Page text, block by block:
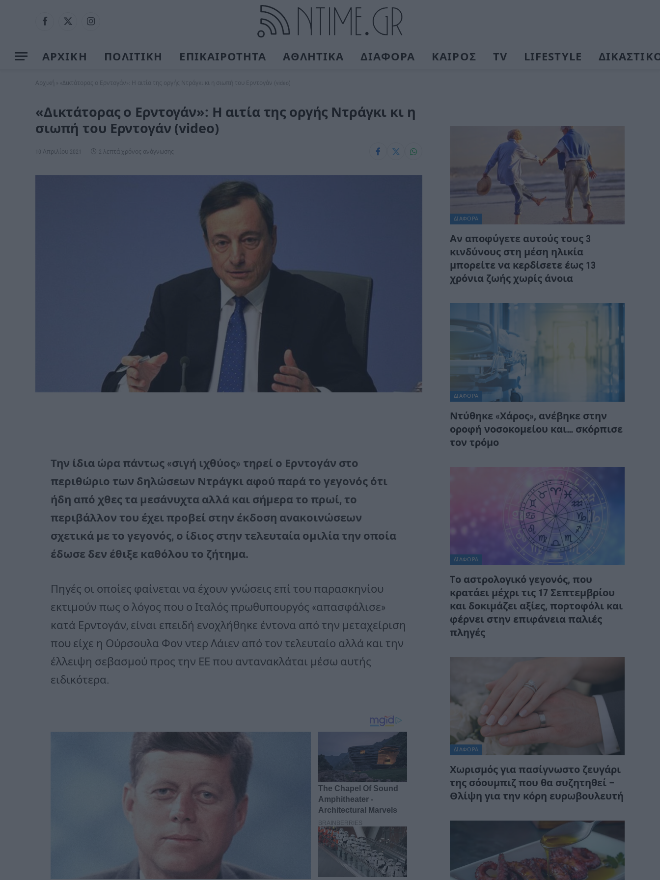
Facebook
X
Instagram
ΑΡΧΙΚΗ ΠΟΛΙΤΙΚΗ ΕΠΙΚΑΙΡΟΤΗΤΑ ΑΘΛΗΤΙΚΑ ΔΙΑΦΟΡΑ ΚΑΙΡΟΣ TV LIFESTYLE
Αρχική «Δικτάτορας ο Ερντογάν»: Η αιτία της οργής Ντράγκι κι η σιωπή του Ερντογάν (video)
«Δικτάτορας ο Ερντογάν»: Η αιτία της οργής Ντράγκι κι η
σιωπή του Ερντογάν (video)
10 Απριλίου 2021 2 λεπτά χρόνος ανάγνωσης
Την ίδια ώρα πάντως «σιγή ιχθύος» τηρεί ο Ερντογάν στο
περιθώριο των δηλώσεων Ντράγκι αφού παρά το γεγονός ότι
ήδη από χθες τα μεσάνυχτα αλλά και σήμερα το πρωί, το
περιβάλλον του έχει προβεί στην έκδοση ανακοινώσεων
σχετικά με το γεγονός, ο ίδιος στην τελευταία ομιλία την οποία
έδωσε δεν έθιξε καθόλου το ζήτημα.
Πηγές οι οποίες φαίνεται να έχουν γνώσεις επί του παρασκηνίου
εκτιμούν πως ο λόγος που ο Ιταλός πρωθυπουργός «απασφάλισε»
κατά Ερντογάν, είναι επειδή ενοχλήθηκε έντονα από την μεταχείριση
που είχε η Ούρσουλα Φον ντερ Λάιεν από τον τελευταίο αλλά και την
έλλειψη σεβασμού προς την ΕΕ που αντανακλάται μέσω αυτής
ειδικότερα.
ΔΙΆΦΟΡΑ
Αν αποφύγετε αυτούς τους 3
κινδύνους στη μέση ηλικία
μπορείτε να κερδίσετε έως 13
χρόνια ζωής χωρίς άνοια
ΔΙΆΦΟΡΑ
Ντύθηκε «Χάρος», ανέβηκε στην
οροφή νοσοκομείου και… σκόρπισε
τον τρόμο
ΔΙΆΦΟΡΑ
Tο αστρολογικό γεγονός, που
κρατάει μέχρι τις 17 Σεπτεμβρίου
και δοκιμάζει αξίες, πορτοφόλι και
φέρνει στην επιφάνεια παλιές
πληγές
ΔΙΆΦΟΡΑ
Χωρισμός για πασίγνωστο ζευγάρι
της σόουμπιζ που θα συζητηθεί –
Θλίψη για την κόρη ευρωβουλευτή